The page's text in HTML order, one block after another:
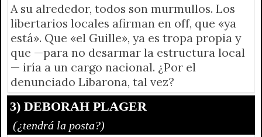
A su alrededor, todos son murmullos. Los
libertarios locales afirman en off, que «ya
está». Que «el Guille», ya es tropa propia y
que —para no desarmar la estructura local
— iría a un cargo nacional. ¿Por el
denunciado Libarona, tal vez?
3) DEBORAH PLAGER
(¿tendrá la posta?)